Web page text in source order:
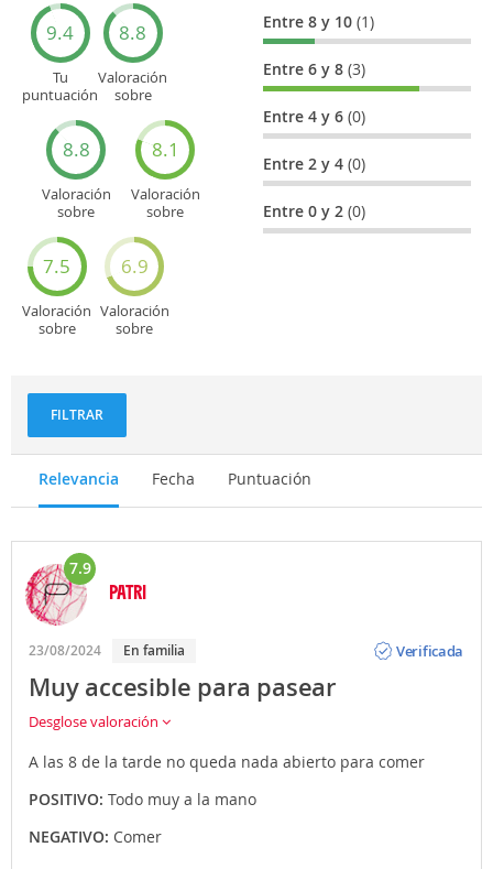
9.4
Tu
puntuación
8.8
Valoración
sobre
8.8
Valoración
sobre
8.1
Valoración
sobre
turísticos
7.5
Valoración
sobre
6.9
Valoración
sobre
Entre 8 y 10(1)
Entre 6 y 8(3)
Entre 4 y 6(0)
Entre 2 y 4(0)
Entre 0 y 2(0)
FILTRAR
Relevancia Fecha Puntuación
7.9
PATRI
23/08/2024 En familia
Verificada
Muy accesible para pasear
Desglose valoración
A las 8 de la tarde no queda nada abierto para comer
POSITIVO: Todo muy a la mano
NEGATIVO: Comer